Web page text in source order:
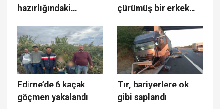
hazırlığındaki
operasyon
çürümüş bir erkek
Edirne’de 6 kaçak
göçmen yakalandı
Tır, bariyerlere ok
gibi saplandı